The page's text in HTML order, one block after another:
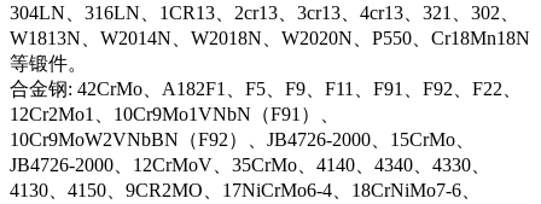
304LN、316LN、1CR13、2cr13、3cr13、4cr13、321、302、
W1813N、W2014N、W2018N、W2020N、P550、Cr18Mn18N
等锻件。
合金钢: 42CrMo、A182F1、F5、F9、F11、F91、F92、F22、
12Cr2Mo1、10Cr9Mo1VNbN（F91）、
10Cr9MoW2VNbBN（F92）、JB4726-2000、15CrMo、
JB4726-2000、12CrMoV、35CrMo、4140、4340、4330、
4130、4150、9CR2MO、17NiCrMo6-4、18CrNiMo7-6、